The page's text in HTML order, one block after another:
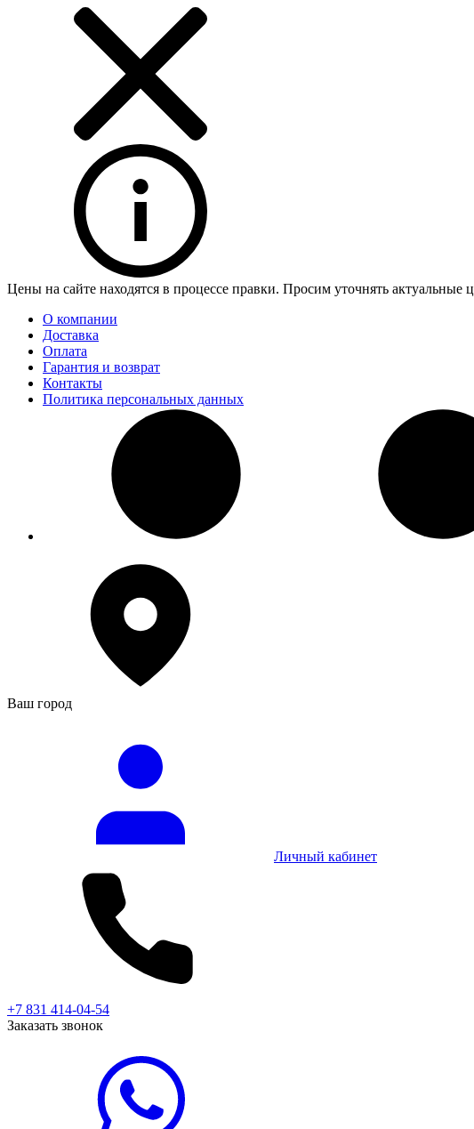
Цены на сайте находятся в процессе правки. Просим уточнять
О компании
Доставка
Оплата
Гарантия и возврат
Контакты
Политика персональных данных
Ваш город
Личный кабинет
+7 831 414-04-54
Заказать звонок